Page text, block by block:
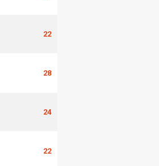
22
28
24
22